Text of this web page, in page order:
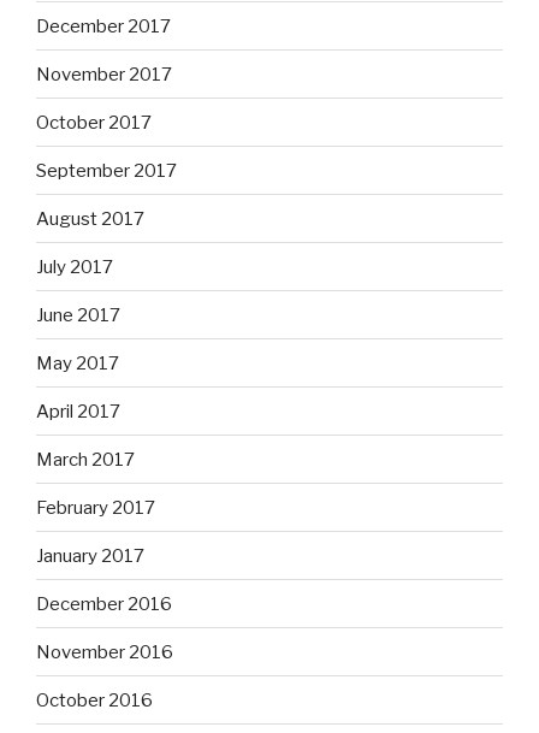
December 2017
November 2017
October 2017
September 2017
August 2017
July 2017
June 2017
May 2017
April 2017
March 2017
February 2017
January 2017
December 2016
November 2016
October 2016